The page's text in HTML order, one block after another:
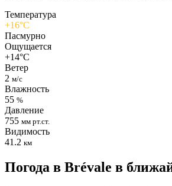
Температура
+16°C
Пасмурно
Ощущается
+14°C
Ветер
2 м/с
Влажность
55 %
Давление
755 мм рт.ст.
Видимость
41.2 км
Погода в Brévalе в